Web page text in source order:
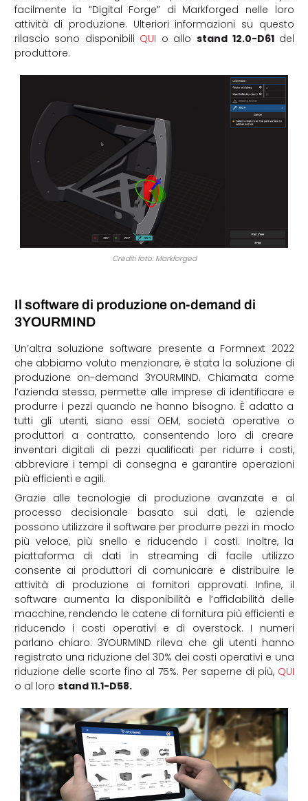
facilmente la “Digital Forge” di Markforged nelle loro
attività di produzione. Ulteriori informazioni su questo
rilascio sono disponibili QUI o allo stand 12.0-D61 del
produttore.
Crediti foto: Markforged
Il software di produzione on-demand di
3YOURMIND
Un’altra soluzione software presente a Formnext 2022
che abbiamo voluto menzionare, è stata la soluzione di
produzione on-demand 3YOURMIND. Chiamata come
l’azienda stessa, permette alle imprese di identificare e
produrre i pezzi quando ne hanno bisogno. È adatto a
tutti gli utenti, siano essi OEM, società operative o
produttori a contratto, consentendo loro di creare
inventari digitali di pezzi qualificati per ridurre i costi,
abbreviare i tempi di consegna e garantire operazioni
più efficienti e agili.
Grazie alle tecnologie di produzione avanzate e al
processo decisionale basato sui dati, le aziende
possono utilizzare il software per produrre pezzi in modo
più veloce, più snello e riducendo i costi. Inoltre, la
piattaforma di dati in streaming di facile utilizzo
consente ai produttori di comunicare e distribuire le
attività di produzione ai fornitori approvati. Infine, il
software aumenta la disponibilità e l’affidabilità delle
macchine, rendendo le catene di fornitura più efficienti e
riducendo i costi operativi e di overstock. I numeri
parlano chiaro: 3YOURMIND rileva che gli utenti hanno
registrato una riduzione del 30% dei costi operativi e una
riduzione delle scorte fino al 75%. Per saperne di più, QUI
o al loro stand 11.1-D58.